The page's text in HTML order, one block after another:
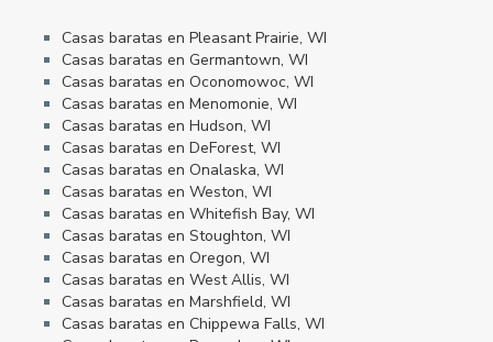
Casas baratas en Pleasant Prairie, WI
Casas baratas en Germantown, WI
Casas baratas en Oconomowoc, WI
Casas baratas en Menomonie, WI
Casas baratas en Hudson, WI
Casas baratas en DeForest, WI
Casas baratas en Onalaska, WI
Casas baratas en Weston, WI
Casas baratas en Whitefish Bay, WI
Casas baratas en Stoughton, WI
Casas baratas en Oregon, WI
Casas baratas en West Allis, WI
Casas baratas en Marshfield, WI
Casas baratas en Chippewa Falls, WI